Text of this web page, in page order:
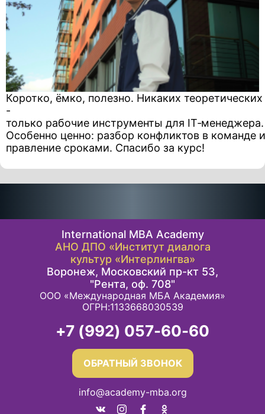
Коротко, ёмко, полезно. Никаких
-
только рабочие инструменты для
Особенно ценно: разбор конфликтов в команде
правление сроками. Спасибо за курс!
International MBA Academy
АНО ДПО «Институт диалога
культур «Интерлингва»
Воронеж, Московский пр-кт 53,
"Рента, оф. 708"
ООО «Международная МБА Академия»
ОГРН:1133668030539
+7 (992) 057-60-60
ОБРАТНЫЙ ЗВОНОК
info@academy-mba.org
T S d c